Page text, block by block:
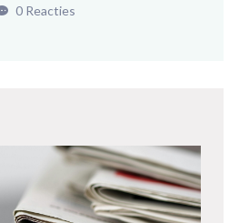
0 Reacties